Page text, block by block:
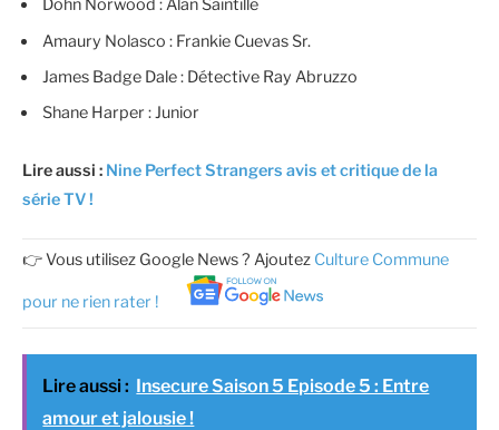
Dohn Norwood : Alan Saintille
Amaury Nolasco : Frankie Cuevas Sr.
James Badge Dale : Détective Ray Abruzzo
Shane Harper : Junior
Lire aussi : Nine Perfect Strangers avis et critique de la
série TV !
👉 Vous utilisez Google News ? Ajoutez Culture Commune
pour ne rien rater !
Lire aussi : Insecure Saison 5 Episode 5 : Entre
amour et jalousie !